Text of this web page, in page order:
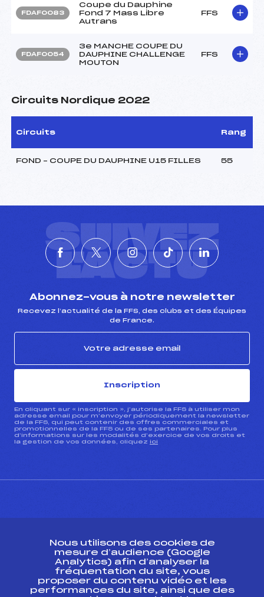
FDAF0083
Coupe du Dauphine
Fond 7 Mass Libre
Autrans
FFS
FDAF0054
3e MANCHE COUPE DU
DAUPHINE CHALLENGE
MOUTON
FFS
Circuits Nordique 2022
Circuits Rang
FOND – COUPE DU DAUPHINE U15 FILLES 55
SUIVEZ
L'ACTU
Abonnez-vous à notre newsletter
Recevez l’actualité de la FFS, des clubs et des Équipes
de France.
Inscription
En cliquant sur « inscription », j’autorise la FFS à utiliser mon
adresse email pour m’envoyer périodiquement la newsletter
de la FFS, qui peut contenir des offres commerciales et
promotionnelles de la FFS ou de ses partenaires. Pour plus
d’informations sur les modalités d’exercice de vos droits et
la gestion de vos données, cliquez ici
ESPACE PRESSE
Ressources
Pass’Neige
Nous utilisons des cookies de
mesure d’audience (Google
Analytics) afin d’analyser la
fréquentation du site, vous
proposer du contenu vidéo et les
performances du site, ainsi que des